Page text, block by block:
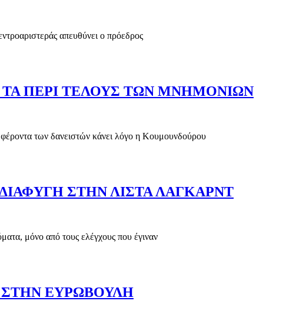
απευθύνει ο πρόεδρος
ΤΑ ΠΕΡΙ ΤΕΛΟΥΣ ΤΩΝ ΜΝΗΜΟΝΙΩΝ
των δανειστών κάνει λόγο η Κουμουνδούρου
ΣΤΗΝ ΛΙΣΤΑ ΛΑΓΚΑΡΝΤ
μόνο από τους ελέγχους που έγιναν
ΣΤΗΝ ΕΥΡΩΒΟΥΛΗ